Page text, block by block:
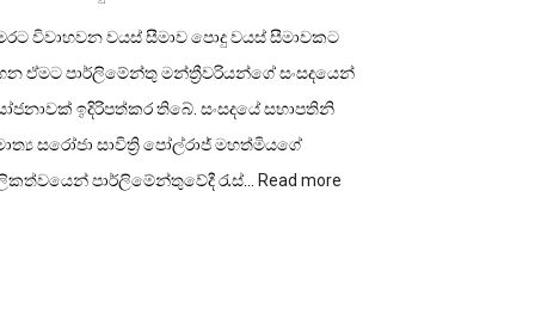
විවාහවන වයස් සීමාව පොදු වයස් සීමාවකට
ඒමට පාර්ලිමේන්තු මන්ත්‍රීවරියන්ගේ සංසදයෙන්
ඉදිරිපත්කර තිබේ. සංසදයේ සභාපතිනි
සරෝජා සාවිත්‍රි පෝල්රාජ් මහත්මියගේ
පාර්ලිමේන්තුවේදී රැස්… Read more